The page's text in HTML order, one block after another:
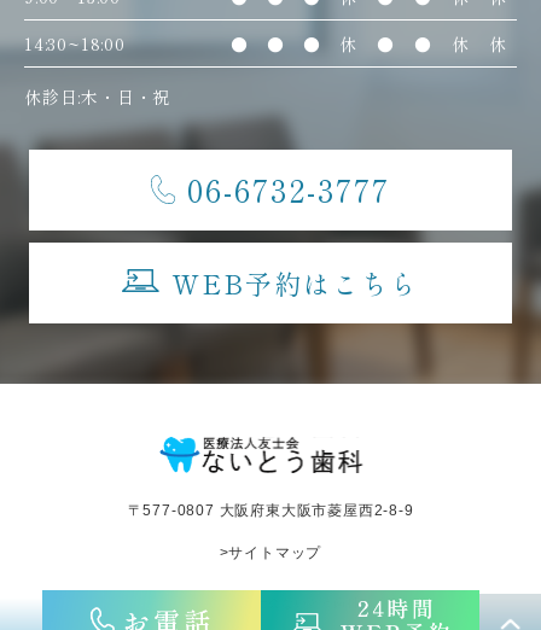
14:30~18:00
● ● ● 休 ● ● 休 休
休診日:木・日・祝
06-6732-3777
WEB予約はこちら
〒577-0807 大阪府東大阪市菱屋西2-8-9
>サイトマップ
©︎医療法人友士会ないとう歯科